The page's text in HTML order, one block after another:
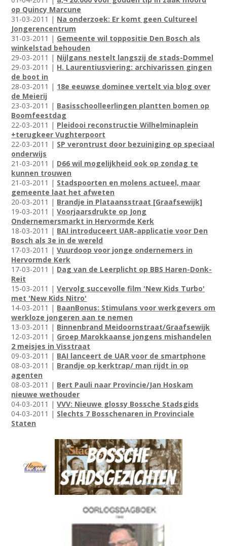
op Quincy Marcune
31-03-2011 | Na onderzoek: Er komt geen Cultureel
Jongerencentrum
31-03-2011 | Gemeente wil toppositie Den Bosch als
winkelstad behouden
29-03-2011 | Nijlgans nestelt langszij de stads-Dommel
29-03-2011 | H. Laurentiusviering: archivarissen gingen
de boot in
28-03-2011 | 18e eeuwse dominee vertelt via blog over
de Meierij
23-03-2011 | Basisschoolleerlingen plantten bomen op
Boomfeestdag
22-03-2011 | Pleidooi reconstructie Wilhelminaplein
+terugkeer Vughterpoort
22-03-2011 | SP verontrust door bezuiniging op speciaal
onderwijs
21-03-2011 | D66 wil mogelijkheid ook op zondag te
kunnen trouwen
21-03-2011 | Stadspoorten en molens actueel, maar
gemeente laat het afweten
20-03-2011 | Brandje in Plataansstraat [Graafsewijk]
19-03-2011 |Voorjaarsdrukte op Jong
Ondernemersmarkt in Hervormde Kerk
18-03-2011 | BAI introduceert UAR-applicatie voor Den
Bosch als 3e in de wereld
17-03-2011 |Vuurdoop voor jonge ondernemers in
Hervormde Kerk
17-03-2011 | Dag van de Leerplicht op BBS Haren-Donk-
Reit
15-03-2011 |Vervolg succevolle film 'New Kids Turbo'
met 'New Kids Nitro'
14-03-2011 | BaanBonus: Stimulans voor werkgevers om
werkloze jongeren aan te nemen
13-03-2011 | Binnenbrand Meidoornstraat/Graafsewijk
12-03-2011 | Groep Marokkaanse jongens mishandelen
2 meisjes in Visstraat
09-03-2011 | BAI lanceert de UAR voor de smartphone
08-03-2011 | Brandje op kerktrap/ man rijdt in op
agenten
08-03-2011 | Bert Pauli naar Provincie/Jan Hoskam
nieuwe wethouder
04-03-2011 |VVV: Nieuwe glossy Bossche Stadsgids
04-03-2011 | Slechts 7 Bosschenaren in Provinciale
Staten